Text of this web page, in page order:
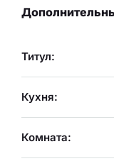
Титул:
Кухня:
Комната: